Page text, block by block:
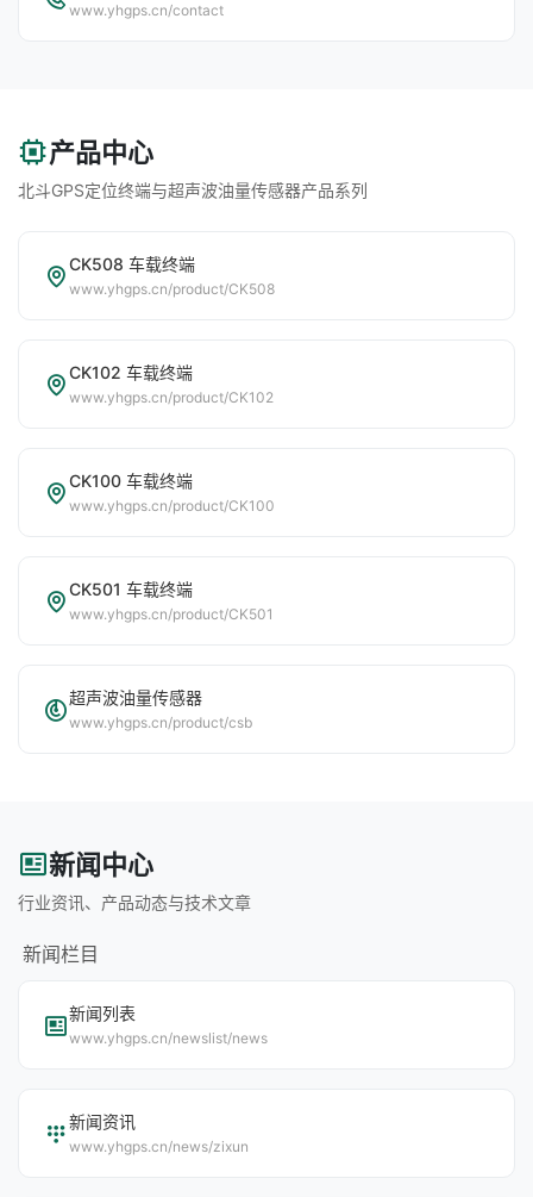
www.yhgps.cn/contact
产品中心
北斗GPS定位终端与超声波油量传感器产品系列
CK508 车载终端
www.yhgps.cn/product/CK508
CK102 车载终端
www.yhgps.cn/product/CK102
CK100 车载终端
www.yhgps.cn/product/CK100
CK501 车载终端
www.yhgps.cn/product/CK501
超声波油量传感器
www.yhgps.cn/product/csb
新闻中心
行业资讯、产品动态与技术文章
新闻栏目
新闻列表
www.yhgps.cn/newslist/news
新闻资讯
www.yhgps.cn/news/zixun